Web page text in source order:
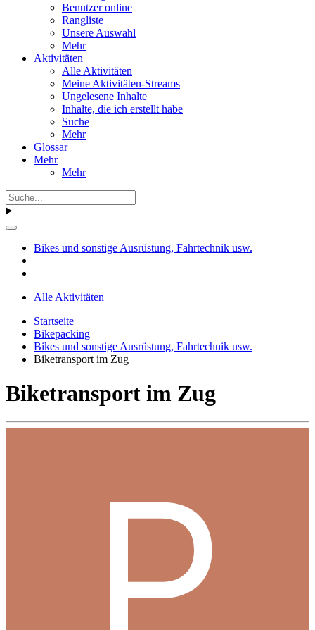
Benutzer online
Rangliste
Unsere Auswahl
Mehr
Aktivitäten
Alle Aktivitäten
Meine Aktivitäten-Streams
Ungelesene Inhalte
Inhalte, die ich erstellt habe
Suche
Mehr
Glossar
Mehr
Mehr
Bikes und sonstige Ausrüstung, Fahrtechnik usw.
Alle Aktivitäten
Startseite
Bikepacking
Bikes und sonstige Ausrüstung, Fahrtechnik usw.
Biketransport im Zug
Biketransport im Zug